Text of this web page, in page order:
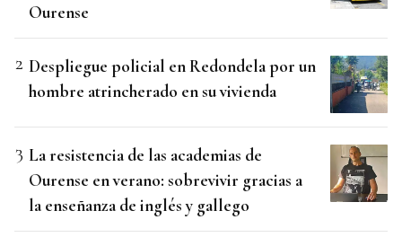
Ourense
Despliegue policial en Redondela por un
hombre atrincherado en su vivienda
La resistencia de las academias de
Ourense en verano: sobrevivir gracias a
la enseñanza de inglés y gallego